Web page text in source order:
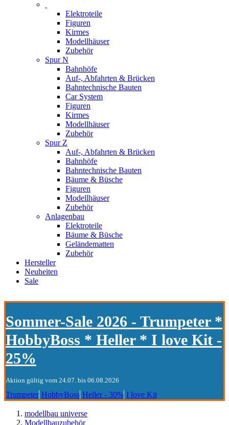
Elektroteile
Figuren
Kirmes
Modellhäuser
Zubehör
Spur N
Bahnhöfe
Auf-, Abfahrten & Brücken
Bahntechnische Bauten
Car System
Figuren
Kirmes
Modellhäuser
Zubehör
Spur Z
Auf-, Abfahrten & Brücken
Bahnhöfe
Bahntechnische Bauten
Bäume & Büsche
Figuren
Modellhäuser
Zubehör
Anlagenbau
Elektroteile
Bäume & Büsche
Geländematten
Zubehör
Hersteller
Neuheiten
Sale
Sommer-Sale 2026 - Trumpeter *
HobbyBoss * Heller * I love Kit -
25%
Aktion gültig vom 24.07. bis 06.08.2026
Trumpeter HobbyBoss Heller - 30% I love Kit
modellbau universe
Modellbauzubehör